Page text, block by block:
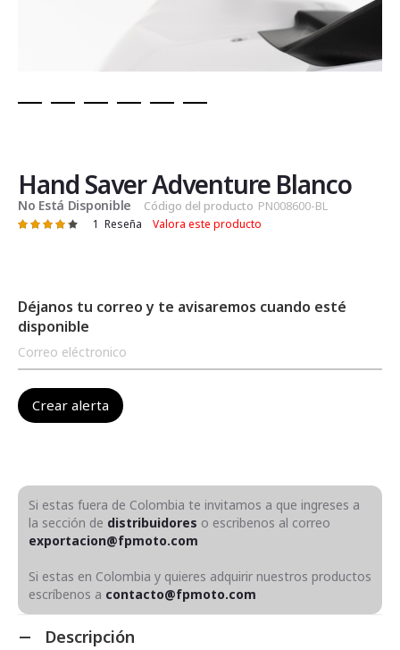
de
la
galería
de
Hand Saver Adventure Blanco
No Está Disponible Código del producto PN008600-BL
Valoración: 1 Reseña Valora este producto
Déjanos tu correo y te avisaremos cuando esté
disponible
Si estas fuera de Colombia te invitamos a que ingreses a
la sección de distribuidores o escribenos al correo
exportacion@fpmoto.com
Si estas en Colombia y quieres adquirir nuestros productos
escríbenos a contacto@fpmoto.com
Descripción